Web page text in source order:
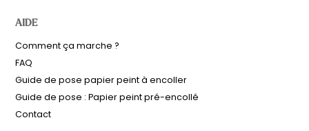
AIDE
Comment ça marche ?
FAQ
Guide de pose papier peint à encoller
Guide de pose : Papier peint pré-encollé
Contact